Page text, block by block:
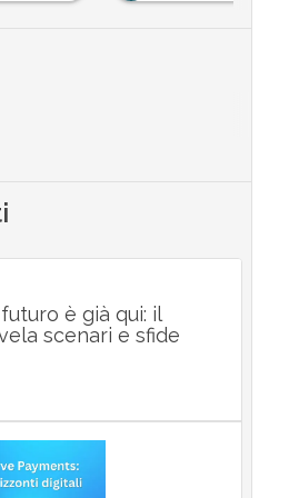
è già qui: il
scenari e sfide